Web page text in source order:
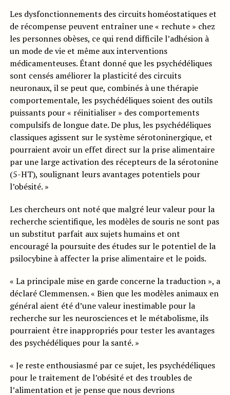
Les dysfonctionnements des circuits homéostatiques et
de récompense peuvent entraîner une « rechute » chez
les personnes obèses, ce qui rend difficile l’adhésion à
un mode de vie et même aux interventions
médicamenteuses. Étant donné que les psychédéliques
sont censés améliorer la plasticité des circuits
neuronaux, il se peut que, combinés à une thérapie
comportementale, les psychédéliques soient des outils
puissants pour « réinitialiser » des comportements
compulsifs de longue date. De plus, les psychédéliques
classiques agissent sur le système sérotoninergique, et
pourraient avoir un effet direct sur la prise alimentaire
par une large activation des récepteurs de la sérotonine
(5-HT), soulignant leurs avantages potentiels pour
l’obésité. »
Les chercheurs ont noté que malgré leur valeur pour la
recherche scientifique, les modèles de souris ne sont pas
un substitut parfait aux sujets humains et ont
encouragé la poursuite des études sur le potentiel de la
psilocybine à affecter la prise alimentaire et le poids.
« La principale mise en garde concerne la traduction », a
déclaré Clemmensen. « Bien que les modèles animaux en
général aient été d’une valeur inestimable pour la
recherche sur les neurosciences et le métabolisme, ils
pourraient être inappropriés pour tester les avantages
des psychédéliques pour la santé. »
« Je reste enthousiasmé par ce sujet, les psychédéliques
pour le traitement de l’obésité et des troubles de
l’alimentation et je pense que nous devrions